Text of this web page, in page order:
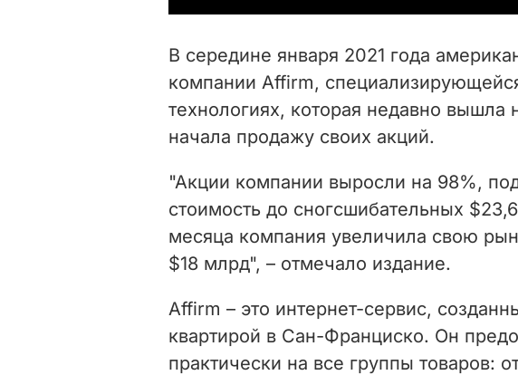
i
d
o
В середине января 2021 года
компании Affirm,
технологиях, которая недавно
начала продажу своих акций.
"Акции компании выросли на 98%,
стоимость до сногсшибательных
месяца компания увеличила свою
$18 млрд", – отмечало издание.
Affirm – это интернет-сервис,
квартирой в Сан-Франциско. Он
практически на все группы товаров: